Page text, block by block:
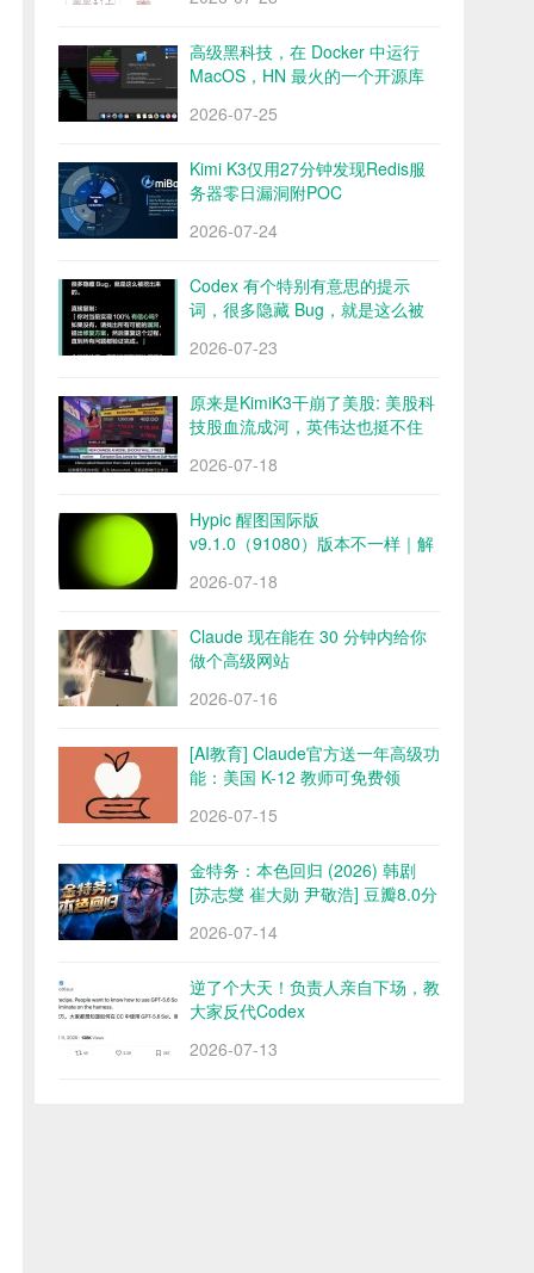
高级黑科技，在 Docker 中运行
MacOS，HN 最火的一个开源库
2026-07-25
Kimi K3仅用27分钟发现Redis服
务器零日漏洞附POC
2026-07-24
Codex 有个特别有意思的提示
词，很多隐藏 Bug，就是这么被
2026-07-23
原来是KimiK3干崩了美股: 美股科
技股血流成河，英伟达也挺不住
2026-07-18
Hypic 醒图国际版
v9.1.0（91080）版本不一样｜解
2026-07-18
Claude 现在能在 30 分钟内给你
做个高级网站
2026-07-16
[AI教育] Claude官方送一年高级功
能：美国 K-12 教师可免费领
2026-07-15
金特务：本色回归 (2026) 韩剧
[苏志燮 崔大勋 尹敬浩] 豆瓣8.0分
2026-07-14
逆了个大天！负责人亲自下场，教
大家反代Codex
2026-07-13